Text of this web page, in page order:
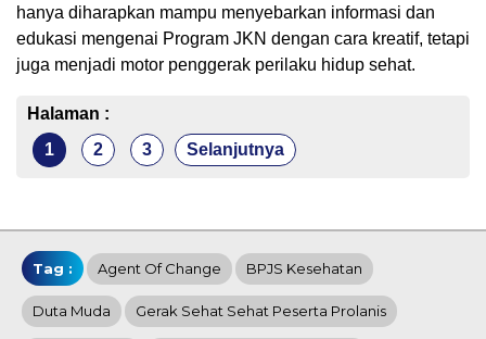
hanya diharapkan mampu menyebarkan informasi dan
edukasi mengenai Program JKN dengan cara kreatif, tetapi
juga menjadi motor penggerak perilaku hidup sehat.
Halaman :
1
2 3 Selanjutnya
Tag : Agent Of Change BPJS Kesehatan
Duta Muda Gerak Sehat Sehat Peserta Prolanis